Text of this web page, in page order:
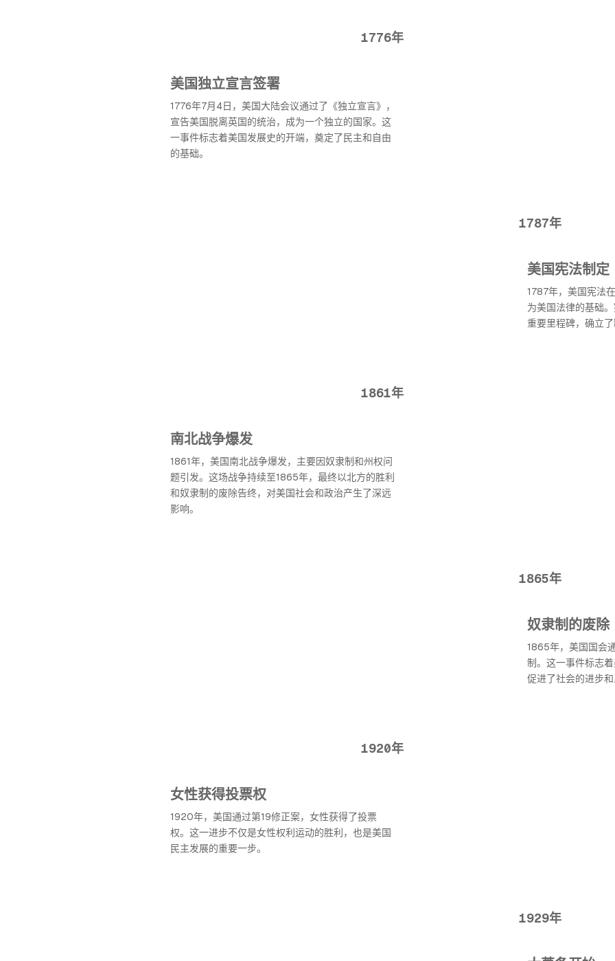
1776年
美国独立宣言签署
1776年7月4日，美国大陆会议通过了《独立宣言》，
宣告美国脱离英国的统治，成为一个独立的国家。这
一事件标志着美国发展史的开端，奠定了民主和自由
的基础。
1787年
美国宪法制定
1787年，美国宪法
为美国法律的基础
重要里程碑，确立了
1861年
南北战争爆发
1861年，美国南北战争爆发，主要因奴隶制和州权问
题引发。这场战争持续至1865年，最终以北方的胜利
和奴隶制的废除告终，对美国社会和政治产生了深远
影响。
1865年
奴隶制的废除
1865年，美国国会
制。这一事件标志
促进了社会的进步和
1920年
女性获得投票权
1920年，美国通过第19修正案，女性获得了投票
权。这一进步不仅是女性权利运动的胜利，也是美国
民主发展的重要一步。
1929年